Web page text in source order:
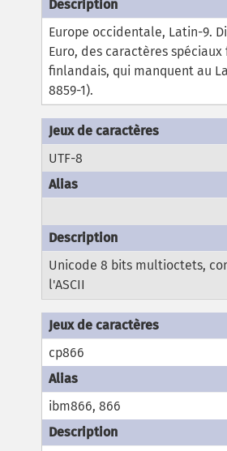
Europe occidentale, Latin-9.
Euro, des caractères
finlandais, qui manquent au
8859-1).
UTF-8
Unicode 8 bits multioctets,
l'ASCII
cp866
ibm866, 866